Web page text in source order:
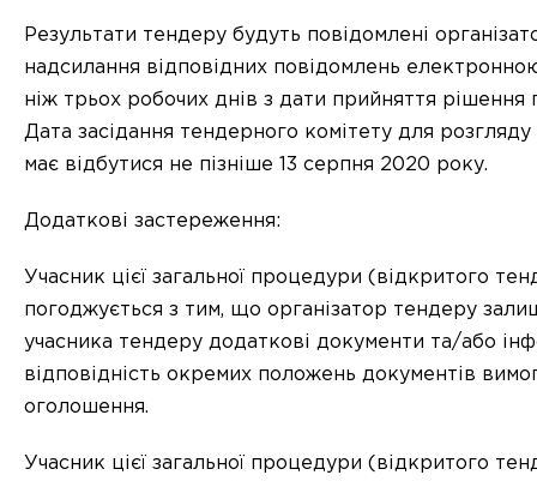
Результати тендеру будуть повідомлені
надсилання відповідних повідомлень
ніж трьох робочих днів з дати прийняття
Дата засідання тендерного комітету для
має відбутися не пізніше 13 серпня 2020 року.
Додаткові застереження:
Учасник цієї загальної процедури (відкритого
погоджується з тим, що організатор тендеру
учасника тендеру додаткові документи та/або
відповідність окремих положень документів
оголошення.
Учасник цієї загальної процедури (відкритого